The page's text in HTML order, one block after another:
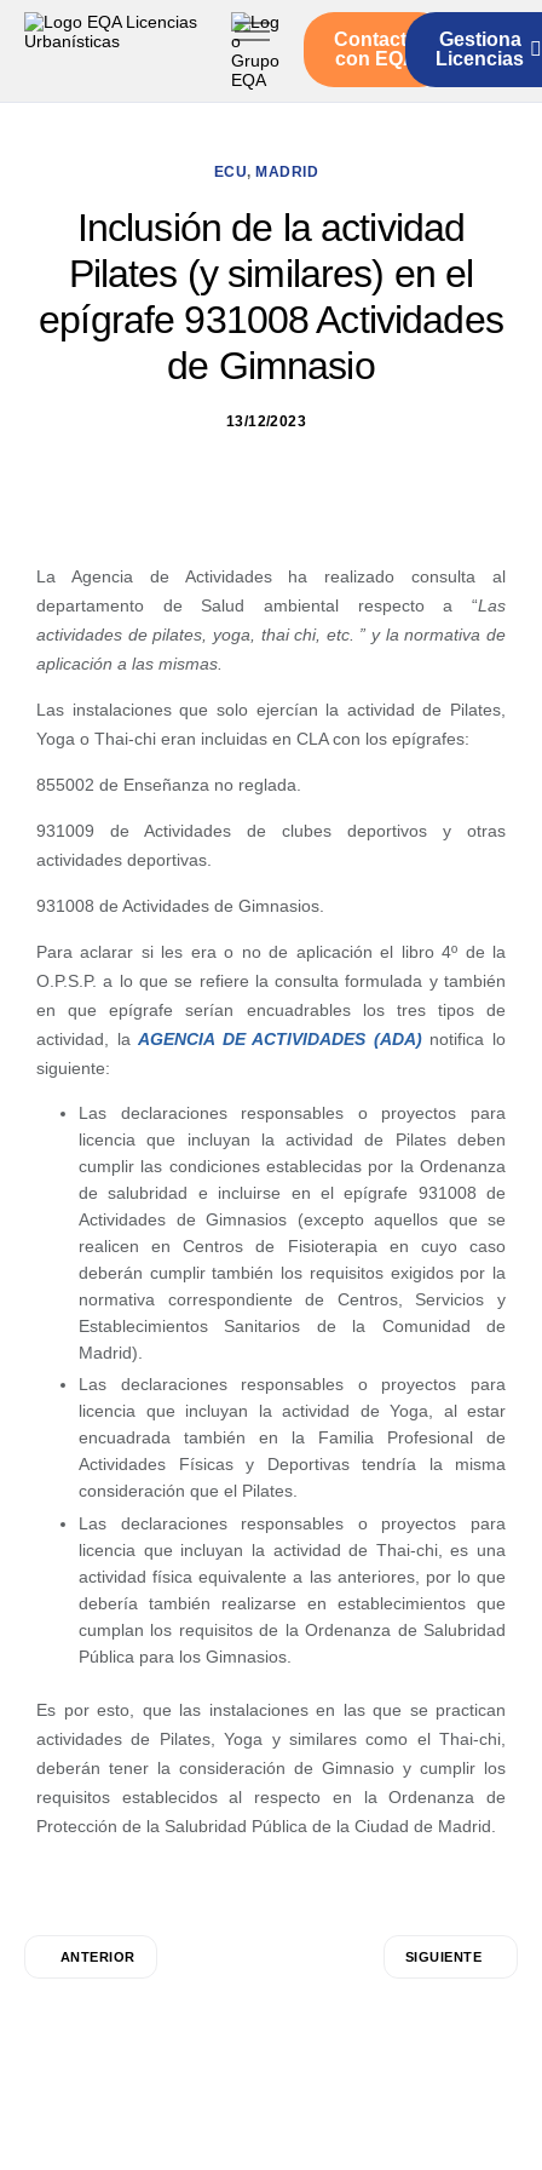
Servicios
Contacto
con EQA
Gestiona
Licencias
ECU, MADRID
Inclusión de la actividad
Pilates (y similares) en el
epígrafe 931008 Actividades
de Gimnasio
13/12/2023
La Agencia de Actividades ha realizado consulta al
departamento de Salud ambiental respecto a “Las
actividades de pilates, yoga, thai chi, etc. ” y la normativa de
aplicación a las mismas.
Las instalaciones que solo ejercían la actividad de Pilates,
Yoga o Thai-chi eran incluidas en CLA con los epígrafes:
855002 de Enseñanza no reglada.
931009 de Actividades de clubes deportivos y otras
actividades deportivas.
931008 de Actividades de Gimnasios.
Para aclarar si les era o no de aplicación el libro 4º de la
O.P.S.P. a lo que se refiere la consulta formulada y también
en que epígrafe serían encuadrables los tres tipos de
actividad, laAGENCIA DE ACTIVIDADES (ADA)notifica lo
siguiente:
Las declaraciones responsables o proyectos para
licencia que incluyan la actividad de Pilates deben
cumplir las condiciones establecidas por la Ordenanza
de salubridad e incluirse en el epígrafe 931008 de
Actividades de Gimnasios (excepto aquellos que se
realicen en Centros de Fisioterapia en cuyo caso
deberán cumplir también los requisitos exigidos por la
normativa correspondiente de Centros, Servicios y
Establecimientos Sanitarios de la Comunidad de
Madrid).
Las declaraciones responsables o proyectos para
licencia que incluyan la actividad de Yoga, al estar
encuadrada también en la Familia Profesional de
Actividades Físicas y Deportivas tendría la misma
consideración que el Pilates.
Las declaraciones responsables o proyectos para
licencia que incluyan la actividad de Thai-chi, es una
actividad física equivalente a las anteriores, por lo que
debería también realizarse en establecimientos que
cumplan los requisitos de la Ordenanza de Salubridad
Pública para los Gimnasios.
Es por esto, que las instalaciones en las que se practican
actividades de Pilates, Yoga y similares como el Thai-chi,
deberán tener la consideración de Gimnasio y cumplir los
requisitos establecidos al respecto en la Ordenanza de
Protección de la Salubridad Pública de la Ciudad de Madrid.
ANTERIOR SIGUIENTE